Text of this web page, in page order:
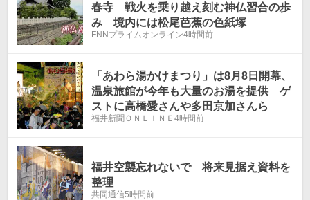
春寺 戦火を乗り越え刻む神仏習合の歩
み 境内には松尾芭蕉の色紙塚
FNNプライムオンライン4時間前
「あわら湯かけまつり」は8月8日開幕、
温泉旅館が今年も大量のお湯を提供 ゲ
ストに高橋愛さんや多田京加さんら
福井新聞ＯＮＬＩＮＥ 4時間前
福井空襲忘れないで 将来見据え資料を
整理
共同通信5時間前